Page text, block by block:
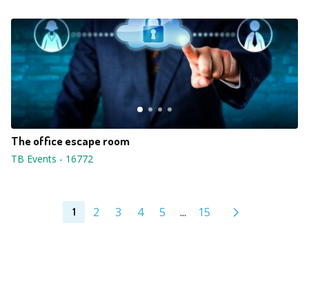
The office escape room
TB Events - 16772
1 2 3 4 5 ... 15